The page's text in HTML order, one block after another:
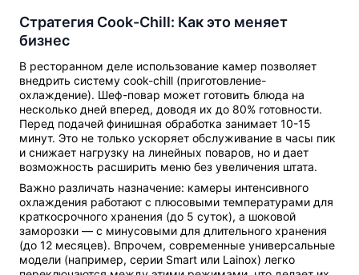
Стратегия Cook-Chill: Как это меняет
бизнес
В ресторанном деле использование камер позволяет
внедрить систему cook-chill (приготовление-
охлаждение). Шеф-повар может готовить блюда на
несколько дней вперед, доводя их до 80% готовности.
Перед подачей финишная обработка занимает 10-15
минут. Это не только ускоряет обслуживание в часы пик
и снижает нагрузку на линейных поваров, но и дает
возможность расширить меню без увеличения штата.
Важно различать назначение: камеры интенсивного
охлаждения работают с плюсовыми температурами для
краткосрочного хранения (до 5 суток), а шоковой
заморозки — с минусовыми для длительного хранения
(до 12 месяцев). Впрочем, современные универсальные
модели (например, серии Smart или Lainox) легко